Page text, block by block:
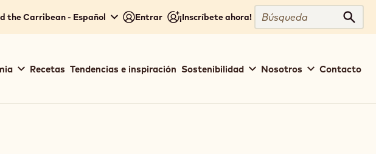
the Carribean - Español Entrar ¡Inscríbete ahora!
Búsqueda
Recetas Tendencias e inspiración Sostenibilidad Nosotros Contacto